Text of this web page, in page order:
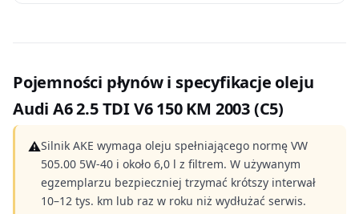
Pojemności płynów i specyfikacje oleju
Audi A6 2.5 TDI V6 150 KM 2003 (C5)
⚠Silnik AKE wymaga oleju spełniającego normę VW
505.00 5W-40 i około 6,0 l z filtrem. W używanym
egzemplarzu bezpieczniej trzymać krótszy interwał
10–12 tys. km lub raz w roku niż wydłużać serwis.